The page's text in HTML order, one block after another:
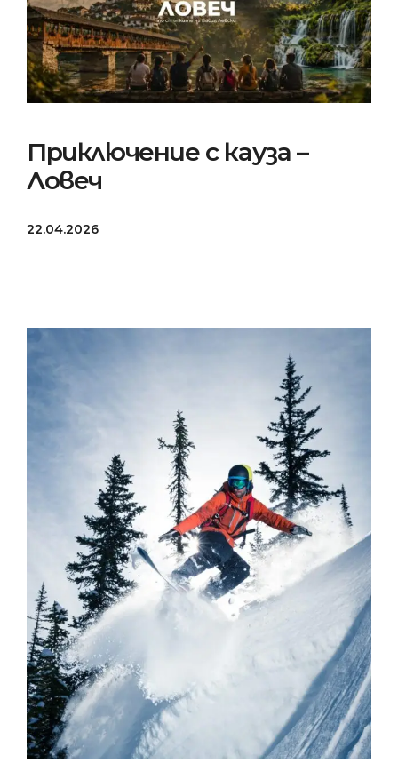
Приключение с кауза –
Ловеч
22.04.2026